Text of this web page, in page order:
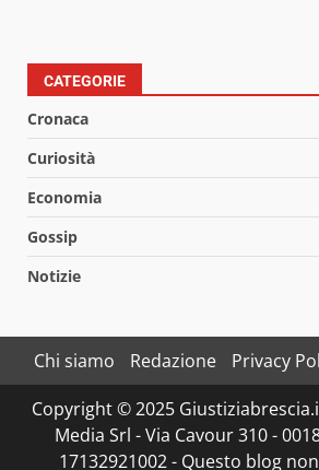
CATEGORIE
Cronaca
Curiosità
Economia
Gossip
Notizie
Chi siamo Redazione Privacy
Copyright © 2025
Media Srl - Via Cavour 310 -
17132921002 - Questo blog